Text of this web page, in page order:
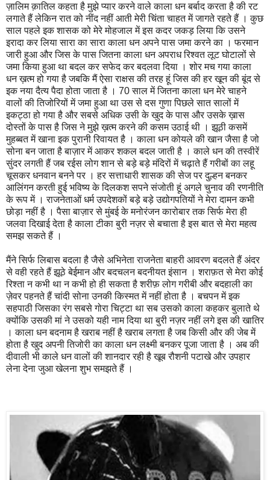
ज़ालिम क़ातिल कहता है मुझे प्यार करने वाले काला धन बर्बाद करता है की रट
लगाते हैं लेकिन रात को नींद नहीं आती मेरी चिंता चाहत में जागते रहते हैं । कुछ
साल पहले इक शासक को मेरे मोहजाल में इस कदर जकड़ लिया कि उसने
इरादा कर लिया सारा का सारा काला धन अपने पास जमा करने का । फरमान
जारी हुआ और जिस के पास जितना काला धन अपराध रिश्वत लूट घोटालों से
जमा किया हुआ था बदल कर सफेद कर बदलवा दिया । शोर मच गया काला
धन ख़त्म हो गया है जबकि मैं ऐसा राक्षस की तरह हूं जिस की हर खून की बूंद से
इक नया दैत्य पैदा होता जाता है । 70 साल में जितना काला धन मेरे चाहने
वालों की तिजोरियों में जमा हुआ था उस से दस गुणा पिछले सात सालों में
इकट्ठा हो गया है और सबसे अधिक उसी के खुद के पास और उसके ख़ास
दोस्तों के पास है जिस ने मुझे ख़त्म करने की कसम उठाई थी । झूठी कसमें
मुहब्बत में खाना इक पुरानी रिवायत है । काला धन कोयले की खान जैसा है जो
सोना बन जाता है बाज़ार में आकर शकल बदल जाती है । काले धन की तस्वीरें
सुंदर लगती हैं जब रईस लोग शान से बड़े बड़े मंदिरों में चढ़ाते हैं गरीबों का लहू
चूसकर धनवान बनने पर । हर सत्ताधारी शासक की सेज पर दुल्हन बनकर
आलिंगन करती हुई भविष्य के दिलकश सपने संजोती हूं अगले चुनाव की रणनीति
के रूप में । राजनेताओं धर्म उपदेशकों बड़े बड़े उद्योगपतियों ने मेरा दामन कभी
छोड़ा नहीं है । पैसा बाज़ार से मुंबई के मनोरंजन कारोबार तक सिर्फ मेरा ही
जलवा दिखाई देता है काला टीका बुरी नज़र से बचाता है इस बात से मेरा महत्व
समझ सकते हैं ।
मैंने सिर्फ लिबास बदला है जैसे अभिनेता राजनेता बाहरी आवरण बदलते हैं अंदर
से वही रहते हैं झूठे बेईमान और बदचलन बदनीयत इंसान । शराफ़त से मेरा कोई
रिश्ता न कभी था न कभी हो ही सकता है शरीफ़ लोग गरीबी और बदहाली का
ज़ेवर पहनते हैं चांदी सोना उनकी किस्मत में नहीं होता है । बचपन में इक
सहपाठी जिसका रंग सबसे गोरा चिट्टा था सब उसको काला कहकर बुलाते थे
क्योंकि उसकी मां ने उसको यही नाम दिया था बुरी नज़र नहीं लगे इस की खातिर
। काला धन बदनाम है खराब नहीं है खराब लगता है जब किसी और की जेब में
होता है खुद अपनी तिजोरी का काला धन लक्ष्मी बनकर पूजा जाता है । अब की
दीवाली भी काले धन वालों की शानदार रही है खूब रौशनी पटाखे और उपहार
लेना देना जुआ खेलना शुभ समझते हैं ।